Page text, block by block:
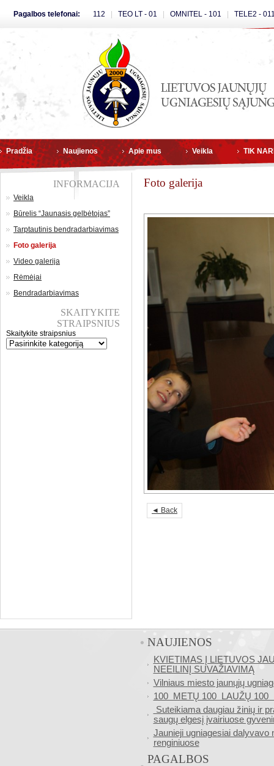
Pagalbos telefonai: 112 TEO LT - 01 OMNITEL - 101 TELE2 -
Pradžia Naujienos Apie mus Veikla TIK
INFORMACIJA
Veikla
Būrelis “Jaunasis gelbėtojas”
Tarptautinis bendradarbiavimas
Foto galerija
Video galerija
Rėmėjai
Bendradarbiavimas
SKAITYKITE
STRAIPSNIUS
Skaitykite straipsnius
Foto galerija
◄ Back
NAUJIENOS
KVIETIMAS Į LIETUVOS
NEEILINĮ SUVAŽIAVIMĄ
Vilniaus miesto jaunųjų
100 METŲ 100 LAUŽŲ 100
Suteikiama daugiau žinių ir
saugų elgesį įvairiuose
Jaunieji ugniagesiai dalyvavo
renginiuose
PAGALBOS